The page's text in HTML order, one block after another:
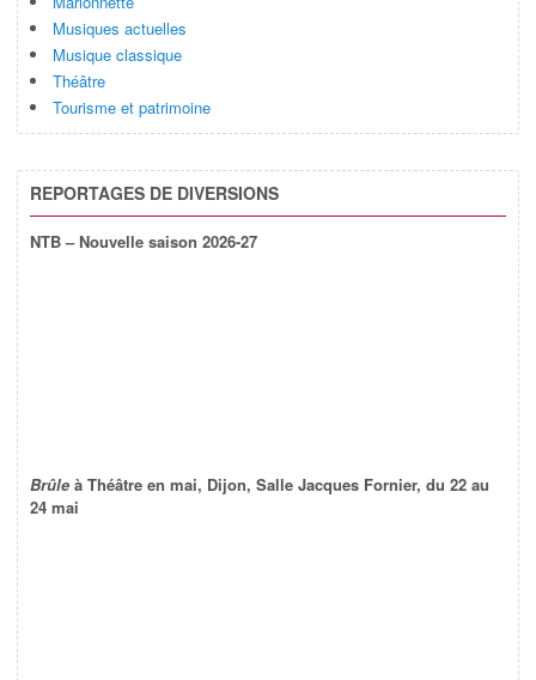
Musiques actuelles
Musique classique
Théâtre
Tourisme et patrimoine
REPORTAGES DE DIVERSIONS
NTB – Nouvelle saison 2026-27
Brûle à Théâtre en mai, Dijon, Salle Jacques Fornier, du 22 au
24 mai